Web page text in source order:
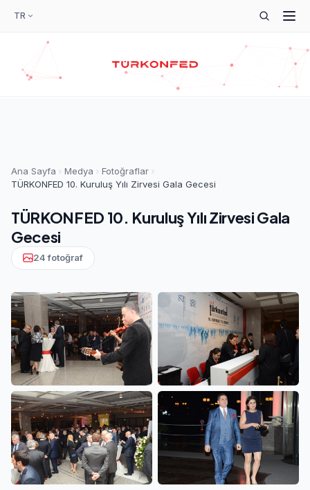
TR
Ana Sayfa Medya
Fotoğraflar
TÜRKONFED 10. Kuruluş Yılı Zirvesi Gala Gecesi
TÜRKONFED 10. Kuruluş Yılı Zirvesi Gala
Gecesi
24 fotoğraf